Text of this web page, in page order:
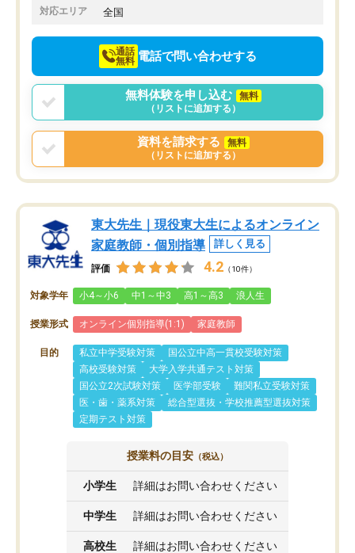
でお願いしました。来年の高校受験に
対応エリア 全国
通話
無料 電話で問い合わせする
無料体験を申し込む
無料
（リストに追加する）
資料を請求する
無料
（リストに追加する）
東大先生｜現役東大生によるオンライン
家庭教師・個別指導
詳しく見る
評価 4.2 （10件）
対象学年 小4～小6 中1～中3 高1～高3 浪人生
授業形式 オンライン個別指導(1:1) 家庭教師
目的 私立中学受験対策
国公立中高一貫校受験対策
高校受験対策
大学入学共通テスト対策
国公立2次試験対策
医学部受験
難関私立受験対策
医・歯・薬系対策
総合型選抜・学校推薦型選抜対策
定期テスト対策
授業料の目安 （税込）
小学生 詳細はお問い合わせください
中学生 詳細はお問い合わせください
高校生 詳細はお問い合わせください